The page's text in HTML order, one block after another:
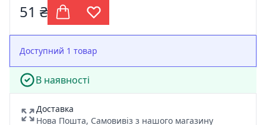
51 ₴
Доступний 1 товар
В наявності
Доставка
Нова Пошта, Самовивіз з нашого магазину